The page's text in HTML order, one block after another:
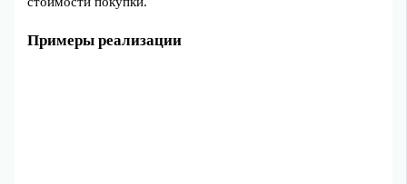
Примеры реализации